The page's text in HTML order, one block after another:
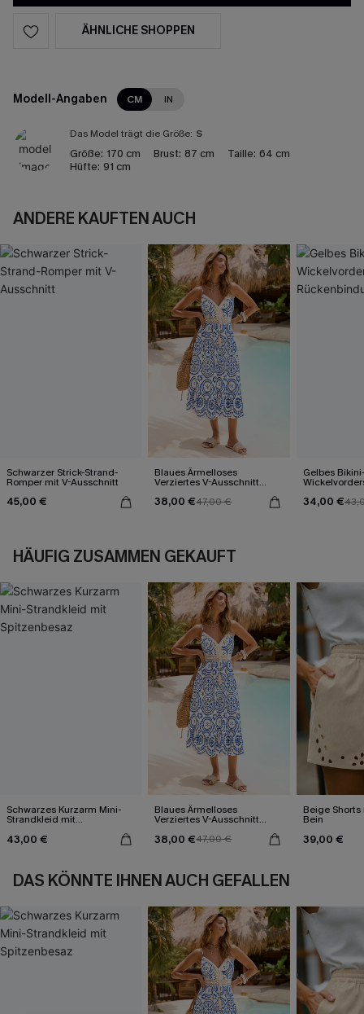
ÄHNLICHE SHOPPEN
Modell-Angaben CM IN
Das Model trägt die Größe: S
Größe: 170 cm Brust: 87 cm Taille: 64 cm
Hüfte: 91 cm
ANDERE KAUFTEN AUCH
Schwarzer Strick-Strand-
Romper mit V-Ausschnitt
45,00 €
Blaues Ärmelloses
Verziertes V-Ausschnitt
38,00 €47,00 €
Gelbes
34,00 €
HÄUFIG ZUSAMMEN GEKAUFT
Schwarzes Kurzarm Mini-
Strandkleid mit
43,00 €
Blaues Ärmelloses
Verziertes V-Ausschnitt
38,00 €47,00 €
Beige
Bein
39,00 €
DAS KÖNNTE IHNEN AUCH GEFALLEN